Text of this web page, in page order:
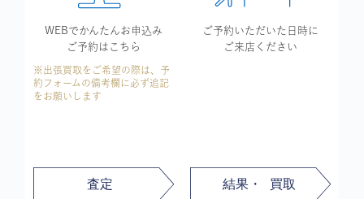
WEBでかんたんお申込み
ご予約はこちら
※出張買取をご希望の際は、予
約フォームの備考欄に必ず追記
をお願いします
ご予約いただいた 日時に
ご来店ください